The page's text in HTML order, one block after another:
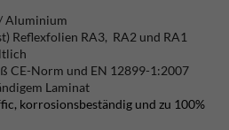
Aluminium
Reflexfolien RA3, RA2 und RA1
CE-Norm und EN 12899-1:2007
Laminat
korrosionsbeständig und zu 100%